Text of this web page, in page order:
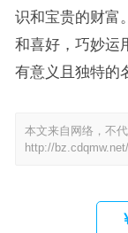
识和宝贵的财富
和喜好，巧妙运
有意义且独特的
本文来自网络，不
http://